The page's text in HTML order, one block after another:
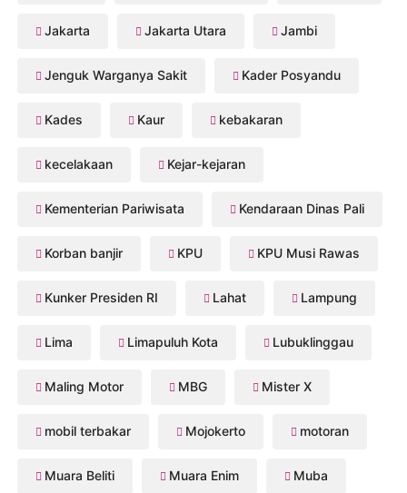
Jakarta Jakarta Utara Jambi
Jenguk Warganya Sakit Kader Posyandu
Kades Kaur kebakaran
kecelakaan Kejar-kejaran
Kementerian Pariwisata Kendaraan Dinas Pali
Korban banjir KPU KPU Musi Rawas
Kunker Presiden RI Lahat Lampung
Lima Limapuluh Kota Lubuklinggau
Maling Motor MBG Mister X
mobil terbakar Mojokerto motoran
Muara Beliti Muara Enim Muba